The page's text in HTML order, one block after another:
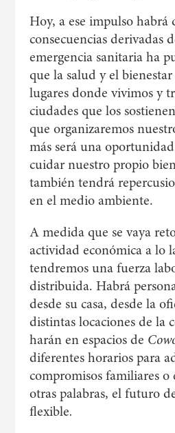
Hoy, a ese impulso habrá
consecuencias derivadas
emergencia sanitaria ha
que la salud y el
lugares donde vivimos y
ciudades que los
que organizaremos
más será una
cuidar nuestro propio
también tendrá
en el medio ambiente.
A medida que se vaya
actividad económica a lo
tendremos una fuerza
distribuida. Habrá
desde su casa, desde la
distintas locaciones de la
harán en espacios de
diferentes horarios para
compromisos familiares
otras palabras, el futuro
flexible.